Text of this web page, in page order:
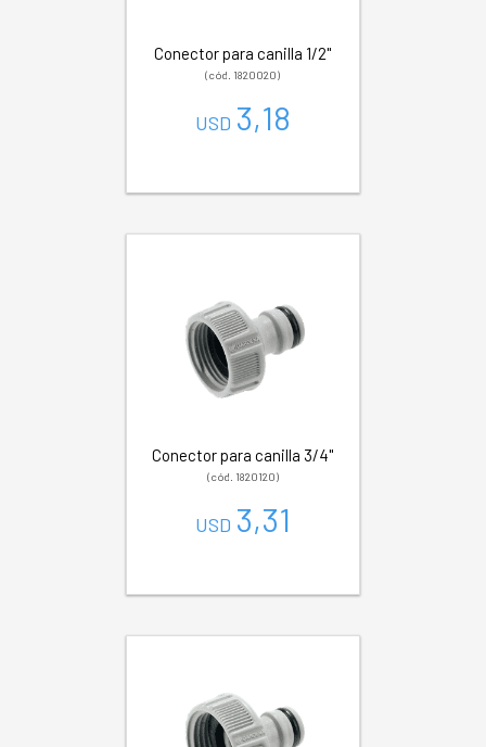
Conector para canilla 1/2"
(cód. 1820020)
USD 3,18
Conector para canilla 3/4"
(cód. 1820120)
USD 3,31